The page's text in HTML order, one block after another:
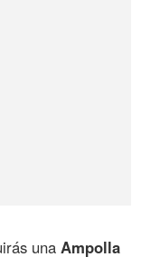
unaAmpolla